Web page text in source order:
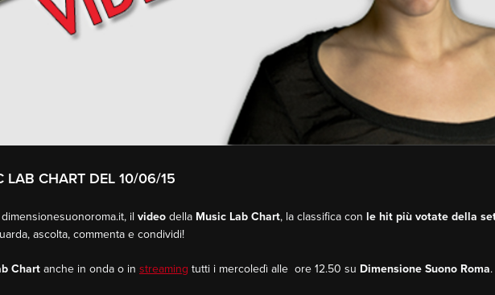
LAB CHART DEL 10/06/15
il video della Music Lab Chart, la classifica con le hit più votate della
ascolta, commenta e condividi!
Chart anche in onda o in streaming tutti i mercoledì alle ore 12.50 su Dimensione Suono Roma.